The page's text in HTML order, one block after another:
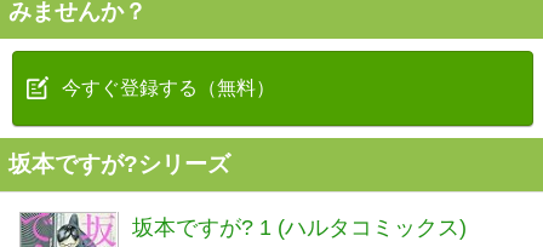
みませんか？
今すぐ登録する（無料）
坂本ですが?シリーズ
坂本ですが? 1 (ハルタコミックス)